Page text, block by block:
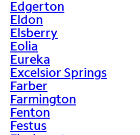
Edgerton
Eldon
Elsberry
Eolia
Eureka
Excelsior Springs
Farber
Farmington
Fenton
Festus